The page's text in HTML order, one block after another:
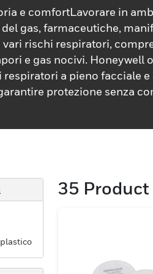
e comfortLavorare in
gas, farmaceutiche,
rischi respiratori,
e gas nocivi. Honeywell
a pieno facciale e
protezione senza
respiratori purificatori d'aria
facciale Honeywell
perfetta e compatibilità
di protezione individuale
completamente protetti dai
garantisce che i
è essenziale: essere
35 Product